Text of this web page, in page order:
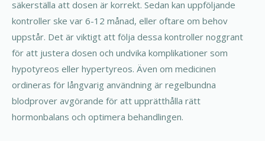
säkerställa att dosen är korrekt. Sedan kan uppföljande
kontroller ske var 6-12 månad, eller oftare om behov
uppstår. Det är viktigt att följa dessa kontroller noggrant
för att justera dosen och undvika komplikationer som
hypotyreos eller hypertyreos. Även om medicinen
ordineras för långvarig användning är regelbundna
blodprover avgörande för att upprätthålla rätt
hormonbalans och optimera behandlingen.